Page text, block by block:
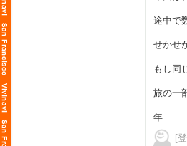
途中で
せかせ
もし同
旅の一
年...
[